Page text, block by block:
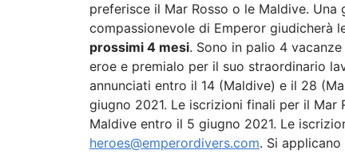
preferisce il Mar Rosso o le Maldive.
compassionevole di Emperor giudicherà
prossimi 4 mesi. Sono in palio 4
eroe e premialo per il suo straordinario
annunciati entro il 14 (Maldive) e il 28
giugno 2021. Le iscrizioni finali per il
Maldive entro il 5 giugno 2021. Le
heroes@emperordivers.com. Si